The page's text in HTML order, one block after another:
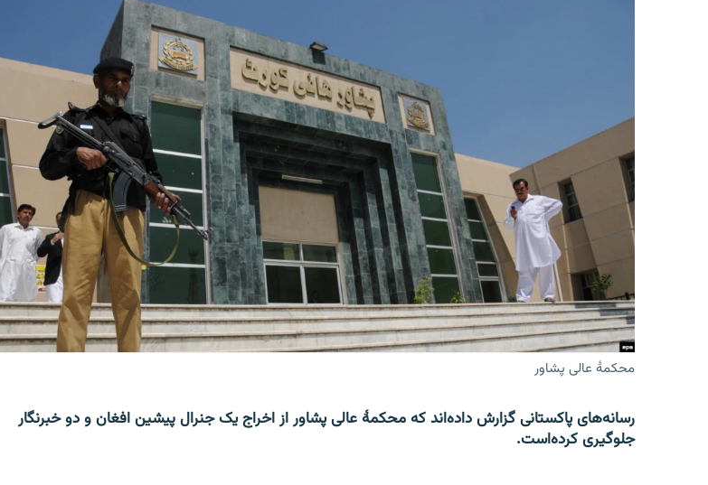
محکمۀ عالی پشاور
رسانه‌های پاکستانی گزارش داده‌اند که محکمۀ عالی پشاور از اخراج یک جنرال پیشین افغان و دو خبرنگار
جلوگیری کرده‌است.